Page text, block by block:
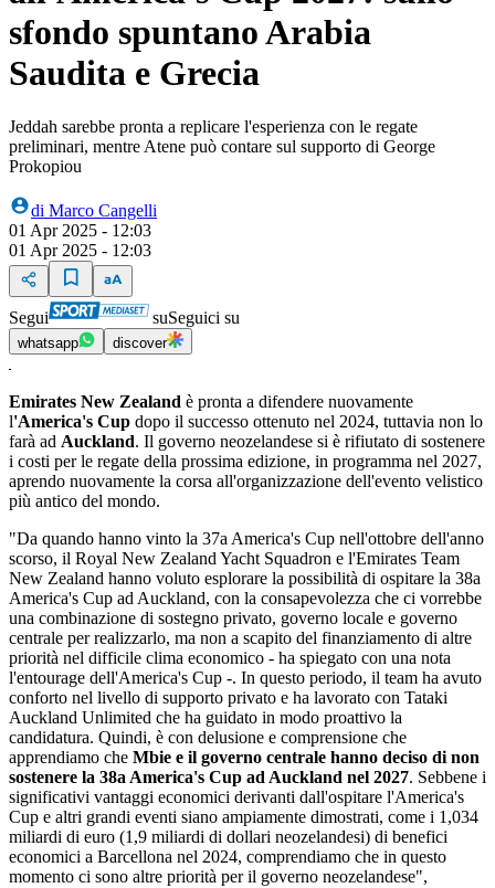
sfondo spuntano Arabia
Saudita e Grecia
Jeddah sarebbe pronta a replicare l'esperienza con le regate
preliminari, mentre Atene può contare sul supporto di George
Prokopiou
di Marco Cangelli
01 Apr 2025 - 12:03
01 Apr 2025 - 12:03
Segui suSeguici su
whatsapp discover
Emirates New Zealand è pronta a difendere nuovamente
l'America's Cup dopo il successo ottenuto nel 2024, tuttavia non lo
farà ad Auckland. Il governo neozelandese si è rifiutato di sostenere
i costi per le regate della prossima edizione, in programma nel 2027,
aprendo nuovamente la corsa all'organizzazione dell'evento velistico
più antico del mondo.
"Da quando hanno vinto la 37a America's Cup nell'ottobre dell'anno
scorso, il Royal New Zealand Yacht Squadron e l'Emirates Team
New Zealand hanno voluto esplorare la possibilità di ospitare la 38a
America's Cup ad Auckland, con la consapevolezza che ci vorrebbe
una combinazione di sostegno privato, governo locale e governo
centrale per realizzarlo, ma non a scapito del finanziamento di altre
priorità nel difficile clima economico - ha spiegato con una nota
l'entourage dell'America's Cup -. In questo periodo, il team ha avuto
conforto nel livello di supporto privato e ha lavorato con Tataki
Auckland Unlimited che ha guidato in modo proattivo la
candidatura. Quindi, è con delusione e comprensione che
apprendiamo che Mbie e il governo centrale hanno deciso di non
sostenere la 38a America's Cup ad Auckland nel 2027. Sebbene i
significativi vantaggi economici derivanti dall'ospitare l'America's
Cup e altri grandi eventi siano ampiamente dimostrati, come i 1,034
miliardi di euro (1,9 miliardi di dollari neozelandesi) di benefici
economici a Barcellona nel 2024, comprendiamo che in questo
momento ci sono altre priorità per il governo neozelandese",